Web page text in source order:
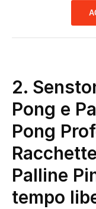
2.
Pong e
Pong
Palline
tempo